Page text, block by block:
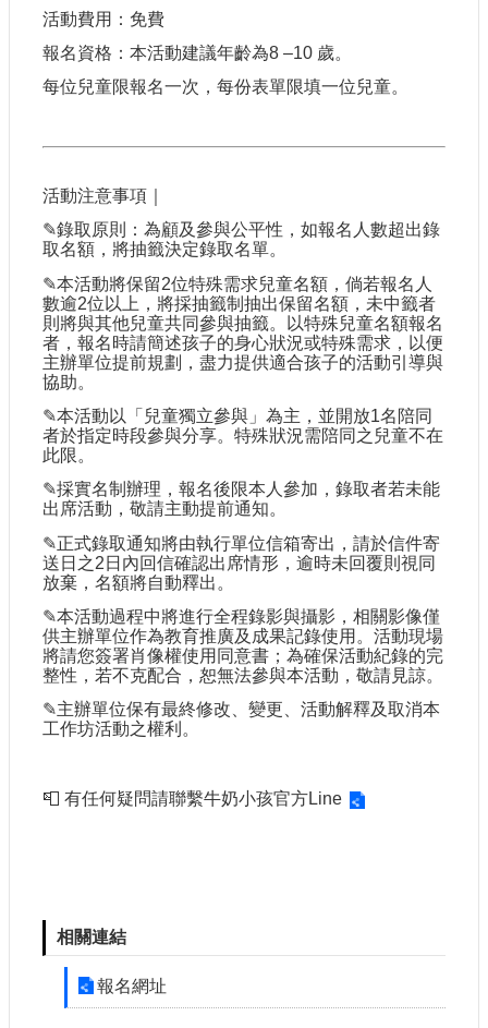
活動費用：免費
報名資格：本活動建議年齡為8 –10 歲。
每位兒童限報名一次，每份表單限填一位兒童。
活動注意事項｜
✎錄取原則：為顧及參與公平性，如報名人數超出錄
取名額，將抽籤決定錄取名單。
✎本活動將保留2位特殊需求兒童名額，倘若報名人
數逾2位以上，將採抽籤制抽出保留名額，未中籤者
則將與其他兒童共同參與抽籤。以特殊兒童名額報名
者，報名時請簡述孩子的身心狀況或特殊需求，以便
主辦單位提前規劃，盡力提供適合孩子的活動引導與
協助。
✎本活動以「兒童獨立參與」為主，並開放1名陪同
者於指定時段參與分享。特殊狀況需陪同之兒童不在
此限。
✎採實名制辦理，報名後限本人參加，錄取者若未能
出席活動，敬請主動提前通知。
✎正式錄取通知將由執行單位信箱寄出，請於信件寄
送日之2日內回信確認出席情形，逾時未回覆則視同
放棄，名額將自動釋出。
✎本活動過程中將進行全程錄影與攝影，相關影像僅
供主辦單位作為教育推廣及成果記錄使用。活動現場
將請您簽署肖像權使用同意書；為確保活動紀錄的完
整性，若不克配合，恕無法參與本活動，敬請見諒。
✎主辦單位保有最終修改、變更、活動解釋及取消本
工作坊活動之權利。
📮 有任何疑問請聯繫牛奶小孩官方Line
相關連結
報名網址